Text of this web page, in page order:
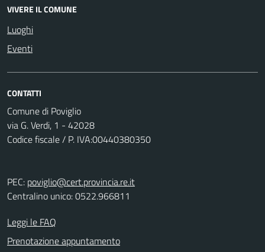
VIVERE IL COMUNE
Luoghi
Eventi
CONTATTI
Comune di Poviglio
via G. Verdi, 1 - 42028
Codice fiscale / P. IVA:00440380350
PEC: poviglio@cert.provincia.re.it
Centralino unico: 0522.966811
Leggi le FAQ
Prenotazione appuntamento